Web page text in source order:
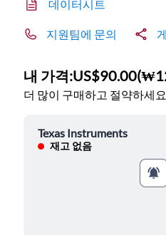
데이터시트
지원팀에 문의
내 가격:US$90.00(
더 많이 구매하고 절약하세
Texas Instruments
재고 없음